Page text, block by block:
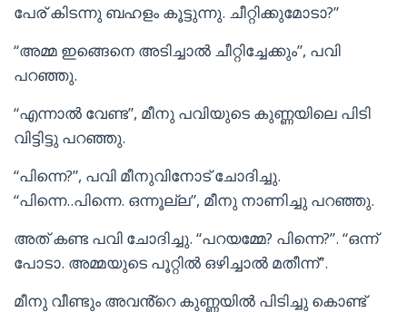
പേര് കിടന്നു ബഹളം കൂട്ടുന്നു. ചീറ്റിക്കുമോടാ?”
“അമ്മ ഇങ്ങെനെ അടിച്ചാൽ ചീറ്റിച്ചേക്കും”, പവി
പറഞ്ഞു.
“എന്നാൽ വേണ്ട”, മീനു പവിയുടെ കുണ്ണയിലെ പിടി
വിട്ടിട്ടു പറഞ്ഞു.
“പിന്നെ?”, പവി മീനുവിനോട് ചോദിച്ചു.
“പിന്നെ..പിന്നെ. ഒന്നൂല്ല”, മീനു നാണിച്ചു പറഞ്ഞു.
അത് കണ്ട പവി ചോദിച്ചു. “പറയമ്മേ? പിന്നെ?”. “ഒന്ന്
പോടാ. അമ്മയുടെ പൂറ്റിൽ ഒഴിച്ചാൽ മതീന്ന്”.
മീനു വീണ്ടും അവൻ്റെ കുണ്ണയിൽ പിടിച്ചു കൊണ്ട്